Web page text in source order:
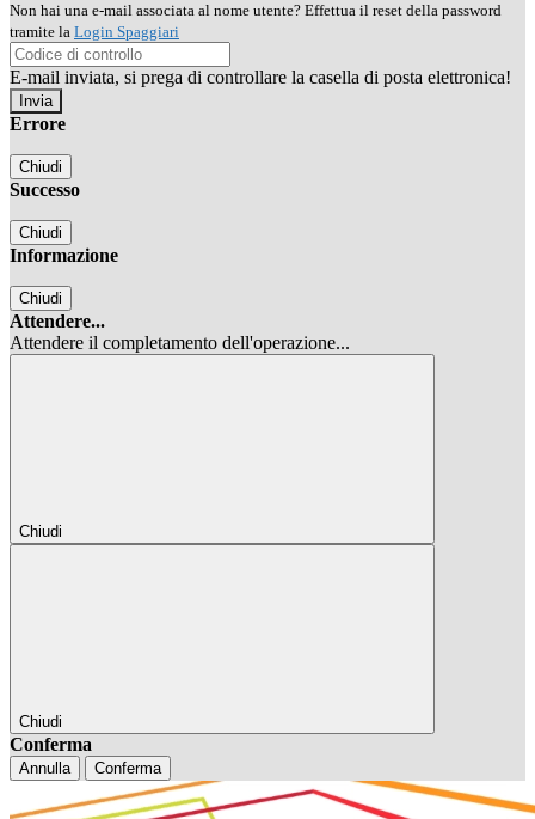
Non hai una e-mail associata al nome utente? Effettua il reset della password
tramite la Login Spaggiari
E-mail inviata, si prega di controllare la casella di posta elettronica!
Errore
Chiudi
Successo
Chiudi
Informazione
Chiudi
Attendere...
Attendere il completamento dell'operazione...
Chiudi
Chiudi
Conferma
Annulla Conferma